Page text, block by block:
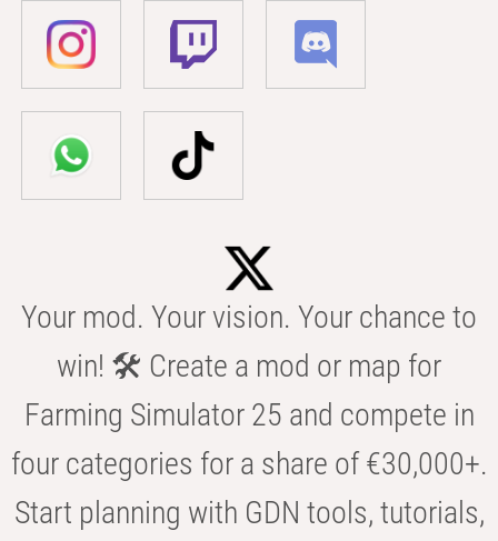
Your mod. Your vision. Your chance to
win! 🛠️ Create a mod or map for
Farming Simulator 25 and compete in
four categories for a share of €30,000+.
Start planning with GDN tools, tutorials,